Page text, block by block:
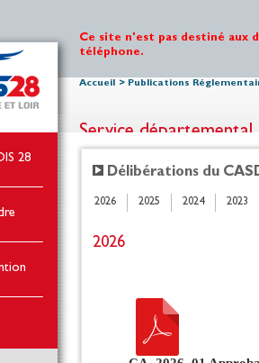
28
Ce site n'est pas destiné aux
téléphone.
Accueil > Publications
Service
Délibérations du
2026 2025 2024 2023
2026